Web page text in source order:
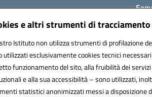
e altri strumenti di tracciamento
Istituto non utilizza strumenti di profilazione
utilizzati esclusivamente cookies tecnici
funzionamento del sito, alla fruibilità dei servizi
e alla sua accessibilità – sono utilizzati,
statistici anonimizzati messi a disposizione